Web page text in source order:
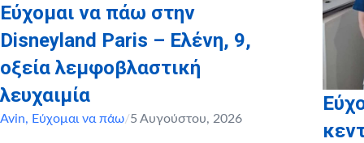
Εύχομαι να πάω στην
Disneyland Paris – Ελένη, 9,
οξεία λεμφοβλαστική
λευχαιμία
Avin, Εύχομαι να πάω/5 Αυγούστου, 2026